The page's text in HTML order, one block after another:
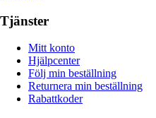
Tjänster
Mitt konto
Hjälpcenter
Följ min beställning
Returnera min beställning
Rabattkoder